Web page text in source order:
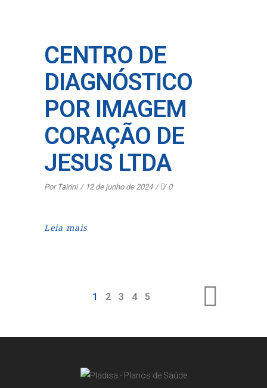
CENTRO DE
DIAGNÓSTICO
POR IMAGEM
CORAÇÃO DE
JESUS LTDA
Por Tairini 12 de junho de 2024 0
Leia mais
1 2 3 4 5